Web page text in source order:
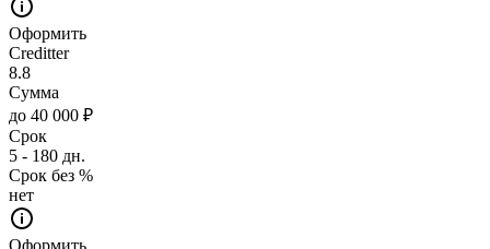
Оформить
Creditter
8.8
Сумма
до 40 000 ₽
Срок
5 - 180 дн.
Срок без %
нет
Оформить